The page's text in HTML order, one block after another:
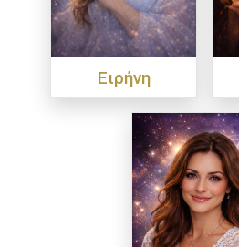
Ειρήνη